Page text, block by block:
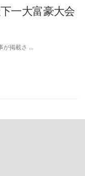
一大富豪大会
が掲載さ …